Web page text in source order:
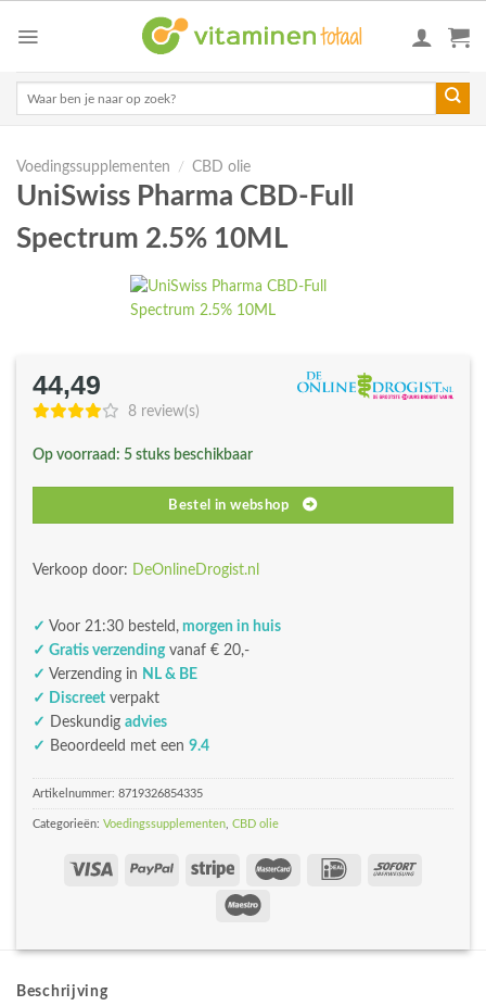
Voedingssupplementen / CBD olie
UniSwiss Pharma CBD-Full
Spectrum 2.5% 10ML
44,49
8 review(s)
Op voorraad: 5 stuks beschikbaar
Bestel in webshop
Verkoop door: DeOnlineDrogist.nl
✓ Voor 21:30 besteld, morgen in huis
✓ Gratis verzendingvanaf € 20,-
✓ Verzending in NL & BE
✓ Discreet verpakt
✓
Deskundig advies
✓ Beoordeeld met een 9.4
Artikelnummer: 8719326854335
Categorieën: Voedingssupplementen CBD olie
Beschrijving